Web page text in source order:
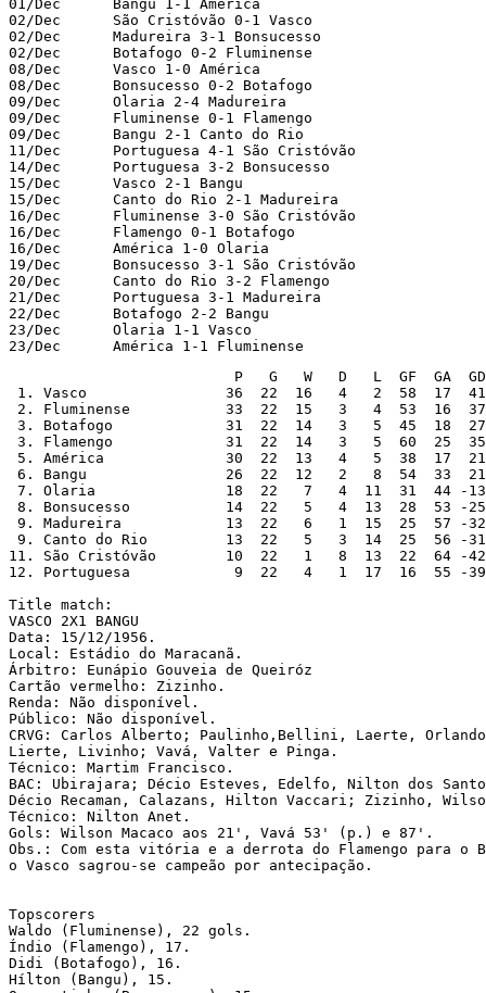
01/Dec      Bangu 1-1 América
02/Dec      São Cristóvão 0-1 Vasco
02/Dec      Madureira 3-1 Bonsucesso
02/Dec      Botafogo 0-2 Fluminense
08/Dec      Vasco 1-0 América
08/Dec      Bonsucesso 0-2 Botafogo
09/Dec      Olaria 2-4 Madureira
09/Dec      Fluminense 0-1 Flamengo
09/Dec      Bangu 2-1 Canto do Rio
11/Dec      Portuguesa 4-1 São Cristóvão
14/Dec      Portuguesa 3-2 Bonsucesso
15/Dec      Vasco 2-1 Bangu
15/Dec      Canto do Rio 2-1 Madureira
16/Dec      Fluminense 3-0 São Cristóvão
16/Dec      Flamengo 0-1 Botafogo
16/Dec      América 1-0 Olaria
19/Dec      Bonsucesso 3-1 São Cristóvão
20/Dec      Canto do Rio 3-2 Flamengo
21/Dec      Portuguesa 3-1 Madureira
22/Dec      Botafogo 2-2 Bangu
23/Dec      Olaria 1-1 Vasco
23/Dec      América 1-1 Fluminense
                          P   G   W   D   L  GF  GA  GD
1. Vasco                36  22  16   4   2  58  17  41
2. Fluminense           33  22  15   3   4  53  16  37
3. Botafogo             31  22  14   3   5  45  18  27
3. Flamengo             31  22  14   3   5  60  25  35
5. América              30  22  13   4   5  38  17  21
6. Bangu                26  22  12   2   8  54  33  21
7. Olaria               18  22   7   4  11  31  44 -13
8. Bonsucesso           14  22   5   4  13  28  53 -25
9. Madureira            13  22   6   1  15  25  57 -32
9. Canto do Rio         13  22   5   3  14  25  56 -31
11. São Cristóvão        10  22   1   8  13  22  64 -42
12. Portuguesa            9  22   4   1  17  16  55 -39
Title match:
VASCO 2X1 BANGU
Data: 15/12/1956.
Local: Estádio do Maracanã.
Árbitro: Eunápio Gouveia de Queiróz
Cartão vermelho: Zizinho.
Renda: Não disponível.
Público: Não disponível.
CRVG: Carlos Alberto; Paulinho,Bellini, Laerte,
Lierte, Livinho; Vavá, Valter e Pinga.
Técnico: Martim Francisco.
BAC: Ubirajara; Décio Esteves, Edelfo, Nilton dos
Décio Recaman, Calazans, Hilton Vaccari; Zizinho,
Técnico: Nilton Anet.
Gols: Wilson Macaco aos 21', Vavá 53' (p.) e 87'.
Obs.: Com esta vitória e a derrota do Flamengo para o
o Vasco sagrou-se campeão por antecipação.
Topscorers
Waldo (Fluminense), 22 gols.
Índio (Flamengo), 17.
Didi (Botafogo), 16.
Hílton (Bangu), 15.